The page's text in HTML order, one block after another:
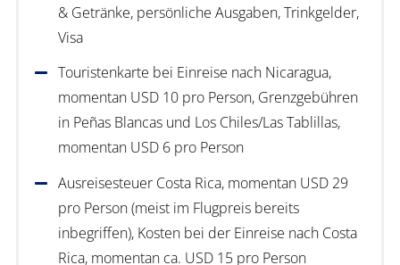
& Getränke, persönliche Ausgaben, Trinkgelder,
Visa
Touristenkarte bei Einreise nach Nicaragua,
momentan USD 10 pro Person, Grenzgebühren
in Peñas Blancas und Los Chiles/Las Tablillas,
momentan USD 6 pro Person
Ausreisesteuer Costa Rica, momentan USD 29
pro Person (meist im Flugpreis bereits
inbegriffen), Kosten bei der Einreise nach Costa
Rica, momentan ca. USD 15 pro Person